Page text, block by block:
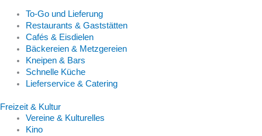
To-Go und Lieferung
Restaurants & Gaststätten
Cafés & Eisdielen
Bäckereien & Metzgereien
Kneipen & Bars
Schnelle Küche
Lieferservice & Catering
Freizeit & Kultur
Vereine & Kulturelles
Kino